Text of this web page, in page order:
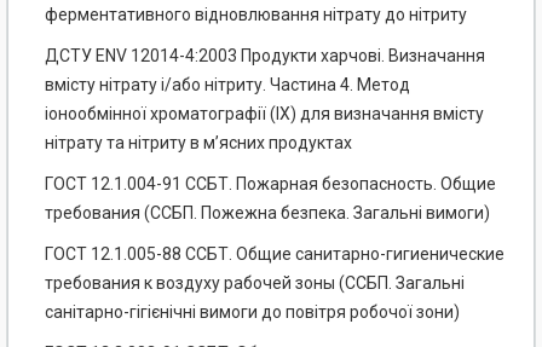
ферментативного відновлювання нітрату до нітриту
ДСТУ ENV 12014-4:2003 Продукти харчові. Визначання
вмісту нітрату і/або нітриту. Частина 4. Метод
іонообмінної хроматографії (IX) для визначання вмісту
нітрату та нітриту в м’ясних продуктах
ГОСТ 12.1.004-91 ССБТ. Пожарная безопасность. Общие
требования (ССБП. Пожежна безпека. Загальні вимоги)
ГОСТ 12.1.005-88 ССБТ. Общие санитарно-гигиенические
требования к воздуху рабочей зоны (ССБП. Загальні
санітарно-гігієнічні вимоги до повітря робочої зони)